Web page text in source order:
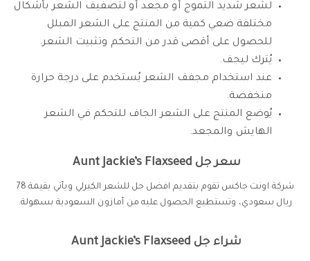
لشعر شديد التموج أو مجعد أو لتصفيف الشعر بأشكال
مختلفة ضعي كمية من المنتج على الشعر المبلل
للحصول على أقصى قدر من التحكم وتثبيت الشعر.
يُترك ليجف.
عند استخدام مجفف الشعر يُستخدم على درجة حرارة
منخفضة.
يُوضع المنتج على الشعر الجاف للتحكم في الشعر
الهايش والمجعد.
سعر جل Aunt Jackie’s Flaxseed
شركة اونت جاكس تقوم بتقديم افضل جل للشعر الكيرلي ويأتي بقيمة 78
ريال سعودي، وتستطيع الحصول عليه من أمازون السعودية بسهولة.
شراء جل Aunt Jackie’s Flaxseed